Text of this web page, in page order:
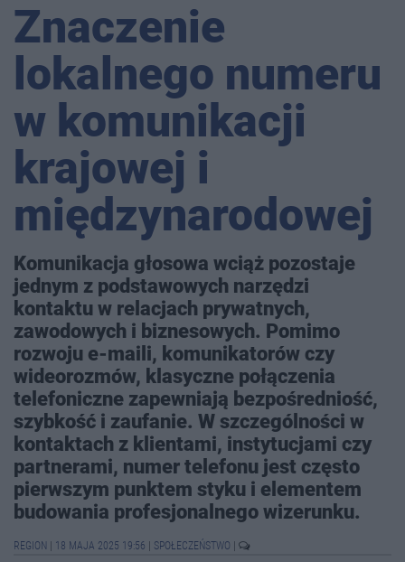
Znaczenie
lokalnego numeru
w komunikacji
krajowej i
międzynarodowej
Komunikacja głosowa wciąż pozostaje
jednym z podstawowych narzędzi
kontaktu w relacjach prywatnych,
zawodowych i biznesowych. Pomimo
rozwoju e-maili, komunikatorów czy
wideorozmów, klasyczne połączenia
telefoniczne zapewniają bezpośredniość,
szybkość i zaufanie. W szczególności w
kontaktach z klientami, instytucjami czy
partnerami, numer telefonu jest często
pierwszym punktem styku i elementem
budowania profesjonalnego wizerunku.
REGION 18 MAJA 2025 19:56 SPOŁECZEŃSTWO